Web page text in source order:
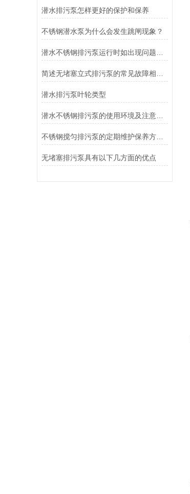
潜水排污泵怎样更好的保护和保养
不锈钢潜水泵为什么会发生跳闸现象？
潜水排污泵叶轮类型
潜水不锈钢排污泵的使用环境及注意事项
不锈钢搅匀排污泵的定期维护保养方法分享
无堵塞排污泵具有以下几方面的优点